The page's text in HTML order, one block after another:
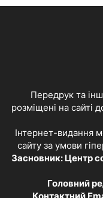
Передрук та
розміщені на сайті
Інтернет-видання
сайту за умови
Засновник: Центр
Головний